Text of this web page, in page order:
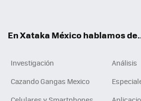
En Xataka México hablamos
Investigación
Análisis
Cazando Gangas Mexico